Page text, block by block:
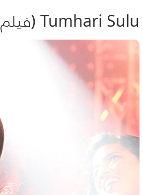
Tumhari Sulu (فيلم هندي كوميدي 2017)